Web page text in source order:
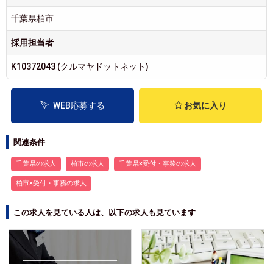
千葉県柏市
採用担当者
K10372043 (クルマヤドットネット)
WEB応募する お気に入り
関連条件
千葉県の求人 柏市の求人 千葉県×受付・事務の求人
柏市×受付・事務の求人
この求人を見ている人は、以下の求人も見ています